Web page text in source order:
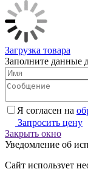
Загрузка товара
Заполните данные
Я согласен на
Запросить цену
Закрыть окно
Уведомление об
Сайт использует